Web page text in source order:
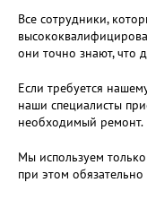
Все сотрудники,
они точно знают, что
Если требуется
наши специалисты
необходимый ремонт.
Мы используем
при этом